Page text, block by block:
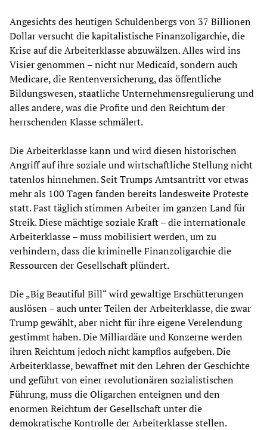
Angesichts des heutigen Schuldenbergs von 37 Billionen
Dollar versucht die kapitalistische Finanzoligarchie, die
Krise auf die Arbeiterklasse abzuwälzen. Alles wird ins
Visier genommen – nicht nur Medicaid, sondern auch
Medicare, die Rentenversicherung, das öffentliche
Bildungswesen, staatliche Unternehmensregulierung und
alles andere, was die Profite und den Reichtum der
herrschenden Klasse schmälert.
Die Arbeiterklasse kann und wird diesen historischen
Angriff auf ihre soziale und wirtschaftliche Stellung nicht
tatenlos hinnehmen. Seit Trumps Amtsantritt vor etwas
mehr als 100 Tagen fanden bereits landesweite Proteste
statt. Fast täglich stimmen Arbeiter im ganzen Land für
Streik. Diese mächtige soziale Kraft – die internationale
Arbeiterklasse – muss mobilisiert werden, um zu
verhindern, dass die kriminelle Finanzoligarchie die
Ressourcen der Gesellschaft plündert.
Die „Big Beautiful Bill“ wird gewaltige Erschütterungen
auslösen – auch unter Teilen der Arbeiterklasse, die zwar
Trump gewählt, aber nicht für ihre eigene Verelendung
gestimmt haben. Die Milliardäre und Konzerne werden
ihren Reichtum jedoch nicht kampflos aufgeben. Die
Arbeiterklasse, bewaffnet mit den Lehren der Geschichte
und geführt von einer revolutionären sozialistischen
Führung, muss die Oligarchen enteignen und den
enormen Reichtum der Gesellschaft unter die
demokratische Kontrolle der Arbeiterklasse stellen.